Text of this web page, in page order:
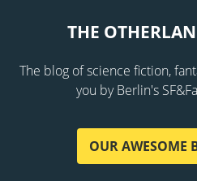
THE
The blog of science fiction,
you by Berlin's
OUR AWESOME